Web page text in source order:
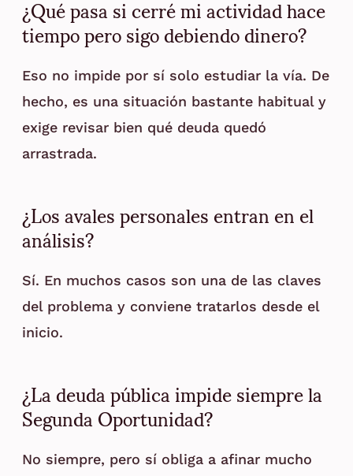
tiempo pero sigo debiendo dinero?
Eso no impide por sí solo estudiar la vía. De
hecho, es una situación bastante habitual y
exige revisar bien qué deuda quedó
arrastrada.
¿Los avales personales entran en el
análisis?
Sí. En muchos casos son una de las claves
del problema y conviene tratarlos desde el
inicio.
¿La deuda pública impide siempre la
Segunda Oportunidad?
No siempre, pero sí obliga a afinar mucho